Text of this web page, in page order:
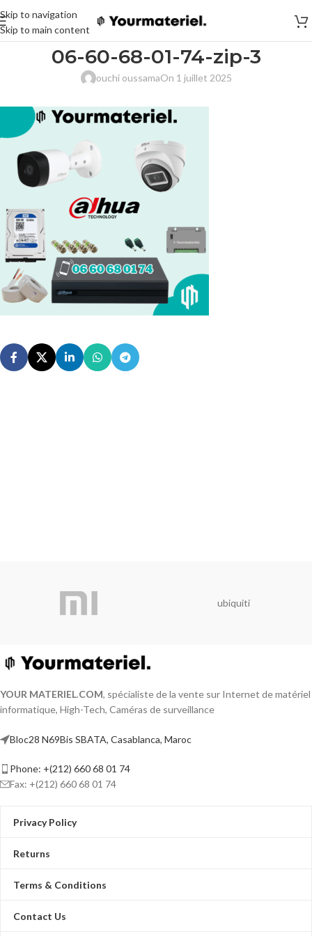
Skip to navigation
Skip to main content
06-60-68-01-74-zip-3
ouchi oussamaOn 1 juillet 2025
ubiquiti
YOUR MATERIEL.COM, spécialiste de la vente sur Internet de matériel
informatique, High-Tech, Caméras de surveillance
Bloc28 N69Bis SBATA, Casablanca, Maroc
Phone: +(212) 660 68 01 74
Fax: +(212) 660 68 01 74
Privacy Policy
Returns
Terms & Conditions
Contact Us